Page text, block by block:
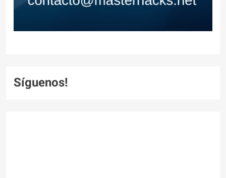
Síguenos!